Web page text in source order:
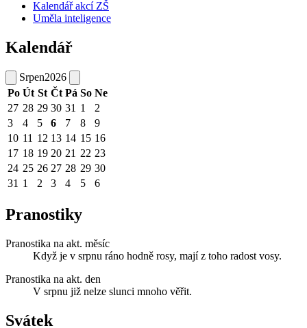
Kalendář akcí ZŠ
Uměla inteligence
Kalendář
Srpen2026
Po Út St Čt Pá So Ne
27 28 29 30 31 1
2
3
4 5 6 7 8
9
10 11 12 13 14 15 16
17 18 19 20 21 22 23
24 25 26 27 28 29 30
31 1 2 3 4 5 6
Pranostiky
Pranostika na akt. měsíc
Když je v srpnu ráno hodně rosy, mají z toho radost vosy.
Pranostika na akt. den
V srpnu již nelze slunci mnoho věřit.
Svátek